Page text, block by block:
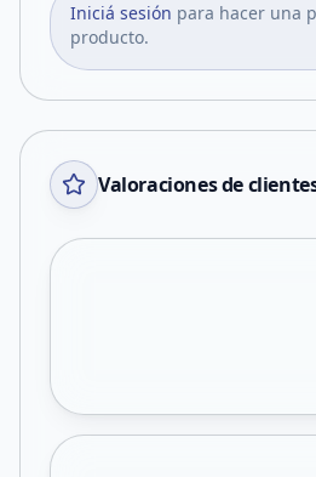
Iniciá sesión para hacer una
producto.
Valoraciones de